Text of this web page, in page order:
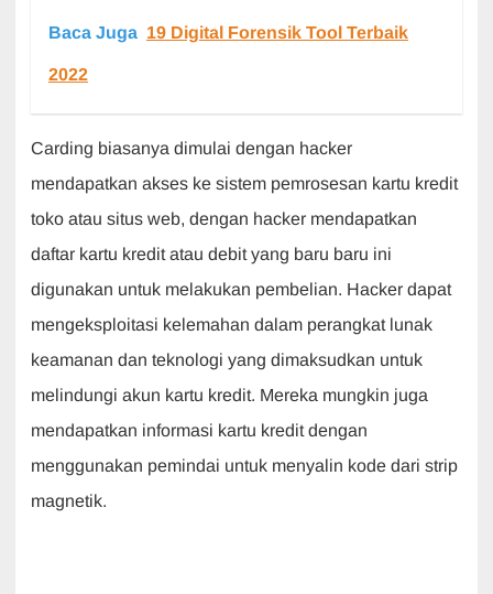
Baca Juga 19 Digital Forensik Tool Terbaik
2022
Carding biasanya dimulai dengan hacker
mendapatkan akses ke sistem pemrosesan kartu kredit
toko atau situs web, dengan hacker mendapatkan
daftar kartu kredit atau debit yang baru baru ini
digunakan untuk melakukan pembelian. Hacker dapat
mengeksploitasi kelemahan dalam perangkat lunak
keamanan dan teknologi yang dimaksudkan untuk
melindungi akun kartu kredit. Mereka mungkin juga
mendapatkan informasi kartu kredit dengan
menggunakan pemindai untuk menyalin kode dari strip
magnetik.